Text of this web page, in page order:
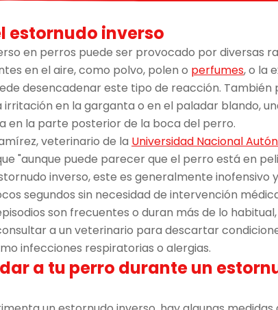
estornudo inverso
en perros puede ser provocado por diversas
en el aire, como polvo, polen o perfumes, o la
desencadenar este tipo de reacción. También
irritación en la garganta o en el paladar blando,
en la parte posterior de la boca del perro.
veterinario de la Universidad Nacional
"aunque puede parecer que el perro está en
inverso, este es generalmente inofensivo
segundos sin necesidad de intervención
son frecuentes o duran más de lo habitual,
a un veterinario para descartar
infecciones respiratorias o alergias.
a tu perro durante un